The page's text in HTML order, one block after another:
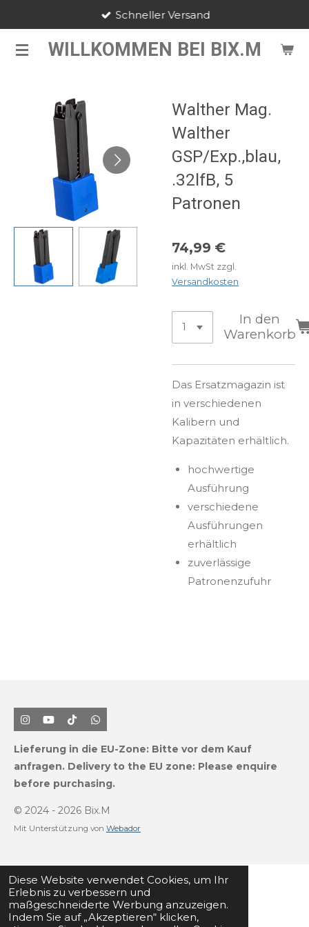
Diese Website verwendet Cookies, um Ihr
Erlebnis zu verbessern und
maßgeschneiderte Werbung anzuzeigen.
Indem Sie auf „Akzeptieren“ klicken,
springen WILLKOMMEN BEI BIX.M
Schneller Versand
Walther Mag.
Walther
GSP/Exp.,blau,
.32lfB, 5
Patronen
74,99 €
inkl. MwSt zzgl.
Versandkosten
In den
Warenkorb
Das Ersatzmagazin ist
in verschiedenen
Kalibern und
Kapazitäten erhältlich.
hochwertige
Ausführung
verschiedene
Ausführungen
erhältlich
zuverlässige
Patronenzufuhr
I
n
t
a
r
m
Y
o
T
u
e
T
i
k
T
o
W
h
t
s
p
Lieferung in die EU-Zone: Bitte vor dem Kauf
anfragen. Delivery to the EU zone: Please enquire
before purchasing.
© 2024 - 2026 Bix.M
Mit Unterstützung von Webador